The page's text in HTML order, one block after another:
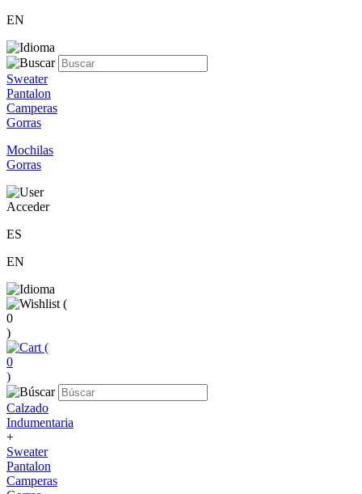
EN
Sweater
Pantalon
Camperas
Gorras
Mochilas
Gorras
Acceder
ES
EN
(
0
)
(
0
)
Calzado
Indumentaria
+
Sweater
Pantalon
Camperas